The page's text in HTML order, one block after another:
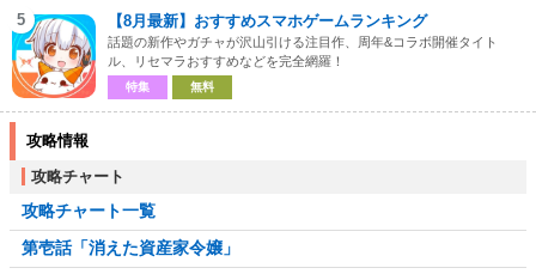
5 【8月最新】おすすめスマホゲームランキング
話題の新作やガチャが沢山引ける注目作、周年&コラボ開催タイト
ル、リセマラおすすめなどを完全網羅！
特集 無料
攻略情報
攻略チャート
攻略チャート一覧
第壱話「消えた資産家令嬢」